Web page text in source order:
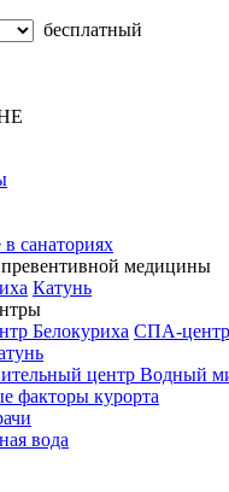
бесплатный
санаториях
медицины
Катунь
Белокуриха СПА-
центр Водный
факторы курорта
вода